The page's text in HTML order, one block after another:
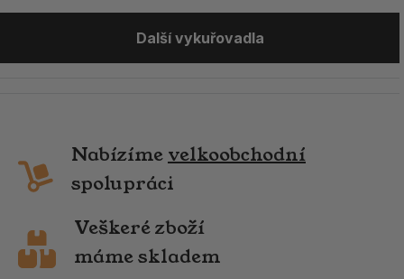
Další vykuřovadla
Nabízíme velkoobchodní
spolupráci
Veškeré zboží
máme skladem